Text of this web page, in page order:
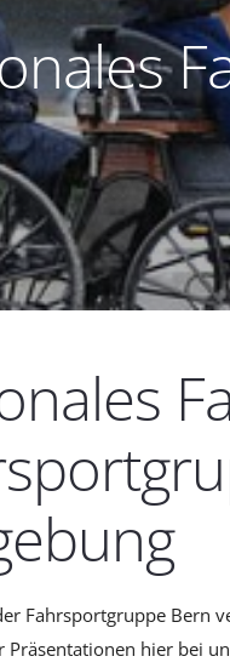
Fahrsportgruppe Bern
Präsentationen hier bei